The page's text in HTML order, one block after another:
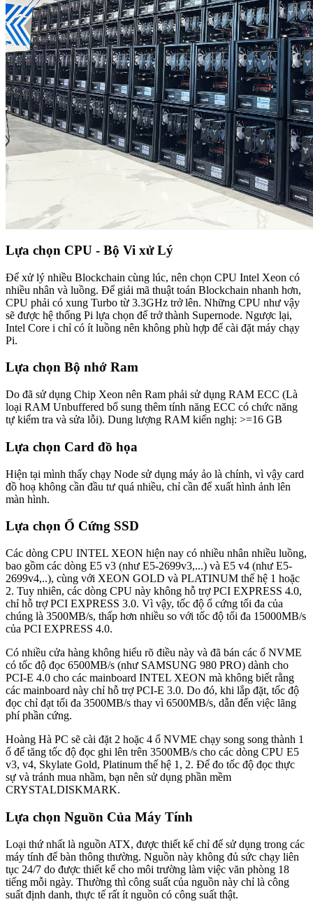
Lựa chọn CPU - Bộ Vi xử Lý
Để xử lý nhiều Blockchain cùng lúc, nên chọn CPU Intel Xeon có
nhiều nhân và luồng. Để giải mã thuật toán Blockchain nhanh hơn,
CPU phải có xung Turbo từ 3.3GHz trở lên. Những CPU như vậy
sẽ được hệ thống Pi lựa chọn để trở thành Supernode. Ngược lại,
Intel Core i chỉ có ít luồng nên không phù hợp để cài đặt máy chạy
Pi.
Lựa chọn Bộ nhớ Ram
Do đã sử dụng Chip Xeon nên Ram phải sử dụng RAM ECC (Là
loại RAM Unbuffered bổ sung thêm tính năng ECC có chức năng
tự kiểm tra và sửa lỗi). Dung lượng RAM kiến nghị: >=16 GB
Lựa chọn Card đồ họa
Hiện tại mình thấy chạy Node sử dụng máy ảo là chính, vì vậy card
đồ hoạ không cần đầu tư quá nhiều, chỉ cần để xuất hình ảnh lên
màn hình.
Lựa chọn Ổ Cứng SSD
Các dòng CPU INTEL XEON hiện nay có nhiều nhân nhiều luồng,
bao gồm các dòng E5 v3 (như E5-2699v3,...) và E5 v4 (như E5-
2699v4,..), cùng với XEON GOLD và PLATINUM thế hệ 1 hoặc
2. Tuy nhiên, các dòng CPU này không hỗ trợ PCI EXPRESS 4.0,
chỉ hỗ trợ PCI EXPRESS 3.0. Vì vậy, tốc độ ổ cứng tối đa của
chúng là 3500MB/s, thấp hơn nhiều so với tốc độ tối đa 15000MB/s
của PCI EXPRESS 4.0.
Có nhiều cửa hàng không hiểu rõ điều này và đã bán các ổ NVME
có tốc độ đọc 6500MB/s (như SAMSUNG 980 PRO) dành cho
PCI-E 4.0 cho các mainboard INTEL XEON mà không biết rằng
các mainboard này chỉ hỗ trợ PCI-E 3.0. Do đó, khi lắp đặt, tốc độ
đọc chỉ đạt tối đa 3500MB/s thay vì 6500MB/s, dẫn đến việc lãng
phí phần cứng.
Hoàng Hà PC sẽ cài đặt 2 hoặc 4 ổ NVME chạy song song thành 1
ổ để tăng tốc độ đọc ghi lên trên 3500MB/s cho các dòng CPU E5
v3, v4, Skylate Gold, Platinum thế hệ 1, 2. Để đo tốc độ đọc thực
sự và tránh mua nhầm, bạn nên sử dụng phần mềm
CRYSTALDISKMARK.
Lựa chọn Nguồn Của Máy Tính
Loại thứ nhất là nguồn ATX, được thiết kế chỉ để sử dụng trong các
máy tính để bàn thông thường. Nguồn này không đủ sức chạy liên
tục 24/7 do được thiết kế cho môi trường làm việc văn phòng 18
tiếng mỗi ngày. Thường thì công suất của nguồn này chỉ là công
suất định danh, thực tế rất ít nguồn có công suất thật.